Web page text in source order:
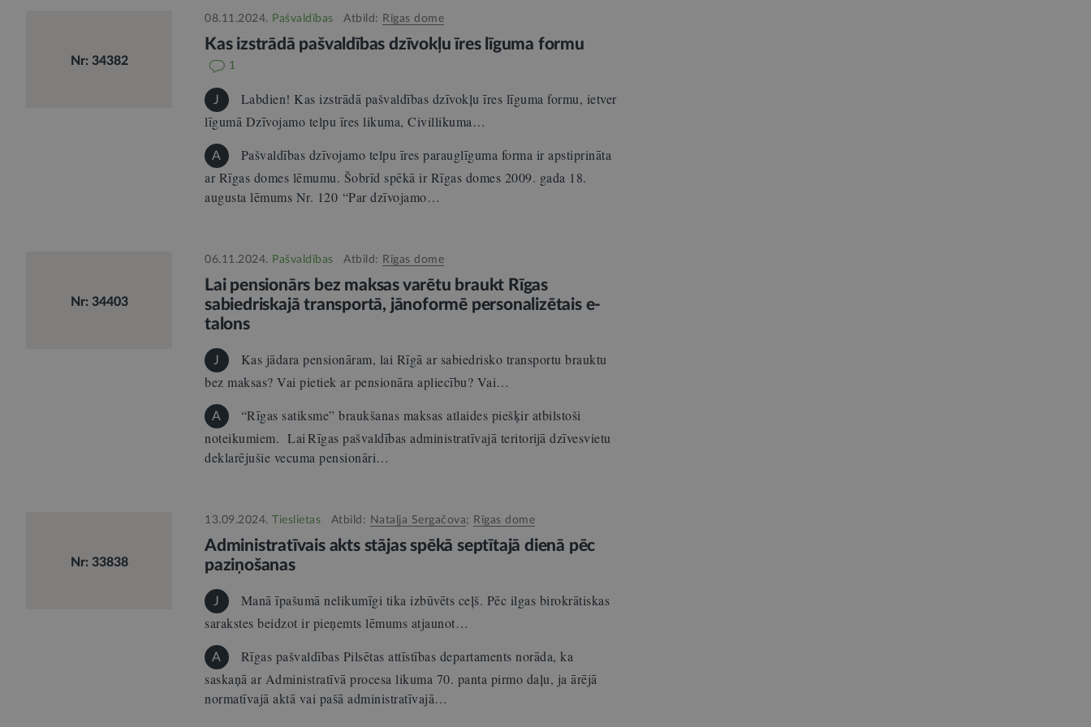
Nr: 34382
08.11.2024. Pašvaldības Atbild: Rīgas dome
Kas izstrādā pašvaldības dzīvokļu īres līguma formu
1
J
Labdien! Kas izstrādā pašvaldības dzīvokļu īres līguma formu, ietver
līgumā Dzīvojamo telpu īres likuma, Civillikuma…
A
Pašvaldības dzīvojamo telpu īres parauglīguma forma ir apstiprināta
ar Rīgas domes lēmumu. Šobrīd spēkā ir Rīgas domes 2009. gada 18.
augusta lēmums Nr. 120 “Par dzīvojamo…
Nr: 34403
06.11.2024. Pašvaldības Atbild: Rīgas dome
Lai pensionārs bez maksas varētu braukt Rīgas
sabiedriskajā transportā, jānoformē personalizētais e-
talons
J
Kas jādara pensionāram, lai Rīgā ar sabiedrisko transportu brauktu
bez maksas? Vai pietiek ar pensionāra apliecību? Vai…
A
“Rīgas satiksme” braukšanas maksas atlaides piešķir atbilstoši
noteikumiem. Lai Rīgas pašvaldības administratīvajā teritorijā dzīvesvietu
deklarējušie vecuma pensionāri…
Nr: 33838
13.09.2024. Tieslietas Atbild: Nataļja Sergačova; Rīgas dome
Administratīvais akts stājas spēkā septītajā dienā pēc
paziņošanas
J
Manā īpašumā nelikumīgi tika izbūvēts ceļš. Pēc ilgas birokrātiskas
sarakstes beidzot ir pieņemts lēmums atjaunot…
A
Rīgas pašvaldības Pilsētas attīstības departaments norāda, ka
saskaņā ar Administratīvā procesa likuma 70. panta pirmo daļu, ja ārējā
normatīvajā aktā vai pašā administratīvajā…